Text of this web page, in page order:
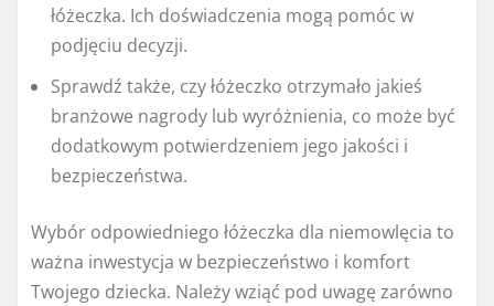
łóżeczka. Ich doświadczenia mogą pomóc w
podjęciu decyzji.
Sprawdź także, czy łóżeczko otrzymało jakieś
branżowe nagrody lub wyróżnienia, co może być
dodatkowym potwierdzeniem jego jakości i
bezpieczeństwa.
Wybór odpowiedniego łóżeczka dla niemowlęcia to
ważna inwestycja w bezpieczeństwo i komfort
Twojego dziecka. Należy wziąć pod uwagę zarówno